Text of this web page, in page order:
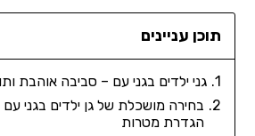
תוכן עניינים
גני ילדים בגני עם – סביבה אוהבת
בחירה מושכלת של גן ילדים בגני עם
הגדרת מטרות